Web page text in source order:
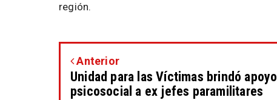
región.
Anterior
Unidad para las Víctimas brindó apoyo
psicosocial a ex jefes paramilitares